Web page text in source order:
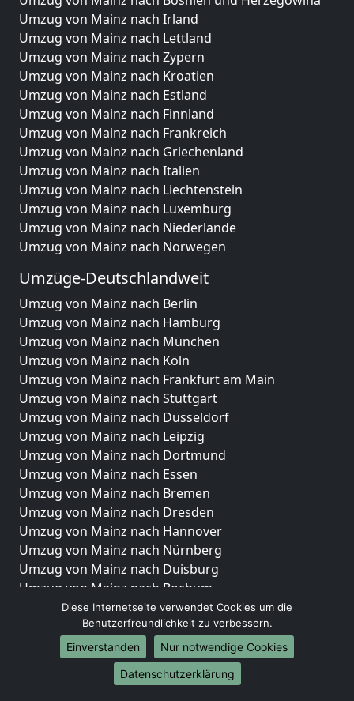
Umzug von Mainz nach Irland
Umzug von Mainz nach Lettland
Umzug von Mainz nach Zypern
Umzug von Mainz nach Kroatien
Umzug von Mainz nach Estland
Umzug von Mainz nach Finnland
Umzug von Mainz nach Frankreich
Umzug von Mainz nach Griechenland
Umzug von Mainz nach Italien
Umzug von Mainz nach Liechtenstein
Umzug von Mainz nach Luxemburg
Umzug von Mainz nach Niederlande
Umzug von Mainz nach Norwegen
Umzüge-Deutschlandweit
Umzug von Mainz nach Berlin
Umzug von Mainz nach Hamburg
Umzug von Mainz nach München
Umzug von Mainz nach Köln
Umzug von Mainz nach Frankfurt am Main
Umzug von Mainz nach Stuttgart
Umzug von Mainz nach Düsseldorf
Umzug von Mainz nach Leipzig
Umzug von Mainz nach Dortmund
Umzug von Mainz nach Essen
Umzug von Mainz nach Bremen
Umzug von Mainz nach Dresden
Umzug von Mainz nach Hannover
Umzug von Mainz nach Nürnberg
Umzug von Mainz nach Duisburg
Umzug von Mainz nach Bochum
Umzug von Mainz nach Wuppertal
Umzug von Mainz nach Bielefeld
Umzug von Mainz nach Bonn
Umzug von Mainz nach Münster
Diese Internetseite verwendet Cookies um die
Benutzerfreundlichkeit zu verbessern.
Einverstanden
Nur notwendige Cookies
Datenschutzerklärung